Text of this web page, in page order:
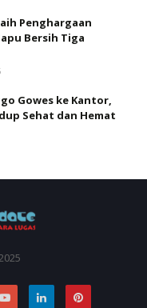
Penghargaan
Bersih Tiga
Gowes ke Kantor,
Sehat dan Hemat